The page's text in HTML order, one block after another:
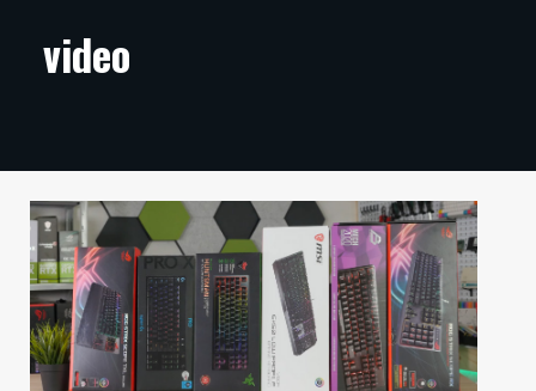
ARTIKKELIT
TECHBBS
TIETOA
HINTA.FI
KAUPPA
VAIHDA TEEMA
video